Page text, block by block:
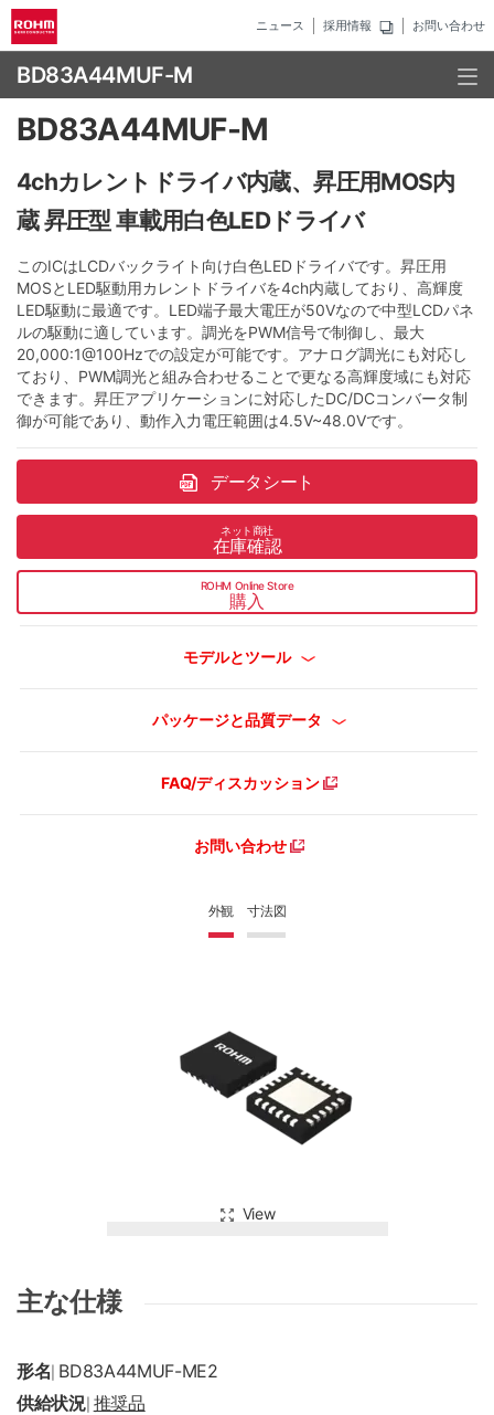
ニュース 採用情報 お問い合わせ
BD83A44MUF-M
外観 寸法図
View
BD83A44MUF-M
4chカレントドライバ内蔵、昇圧用MOS内
蔵 昇圧型 車載用白色LEDドライバ
このICはLCDバックライト向け白色LEDドライバです。昇圧用
MOSとLED駆動用カレントドライバを4ch内蔵しており、高輝度
LED駆動に最適です。LED端子最大電圧が50Vなので中型LCDパネ
ルの駆動に適しています。調光をPWM信号で制御し、最大
20,000:1@100Hzでの設定が可能です。アナログ調光にも対応し
ており、PWM調光と組み合わせることで更なる高輝度域にも対応
できます。昇圧アプリケーションに対応したDC/DCコンバータ制
御が可能であり、動作入力電圧範囲は4.5V~48.0Vです。
データシート
ネット商社
在庫確認
ROHM Online Store
購入
モデルとツール
パッケージと品質データ
FAQ/ディスカッション
お問い合わせ
主な仕様
形名 BD83A44MUF-ME2
供給状況| 推奨品